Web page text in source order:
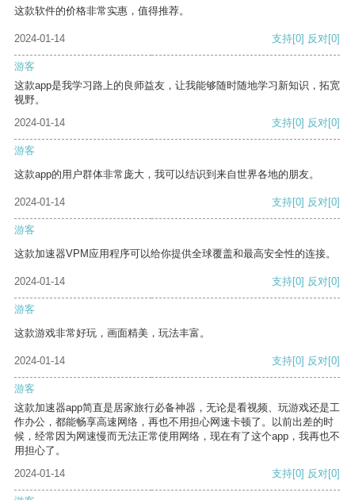
这款软件的价格非常实惠，值得推荐。
2024-01-14 支持[0] 反对[0]
游客
这款app是我学习路上的良师益友，让我能够随时随地学习新知识，拓宽
视野。
2024-01-14
支持[0] 反对[0]
游客
这款app的用户群体非常庞大，我可以结识到来自世界各地的朋友。
2024-01-14 支持[0] 反对[0]
游客
这款加速器VPM应用程序可以给你提供全球覆盖和最高安全性的连接。
2024-01-14 支持[0] 反对[0]
游客
这款游戏非常好玩，画面精美，玩法丰富。
2024-01-14 支持[0] 反对[0]
游客
这款加速器app简直是居家旅行必备神器，无论是看视频、玩游戏还是工
作办公，都能畅享高速网络，再也不用担心网速卡顿了。以前出差的时
候，经常因为网速慢而无法正常使用网络，现在有了这个app，我再也不
用担心了。
2024-01-14
支持[0] 反对[0]